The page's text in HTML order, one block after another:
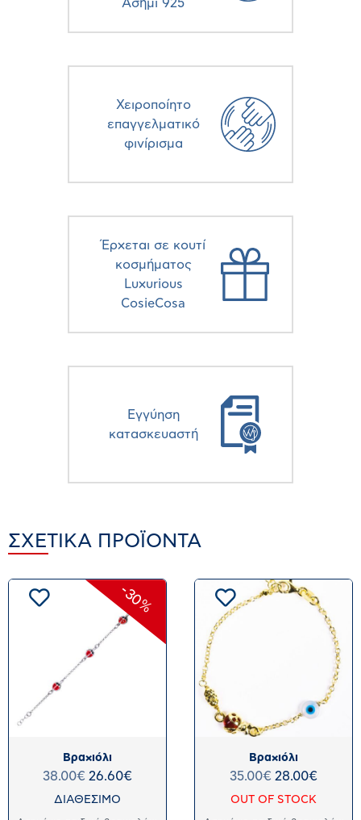
Ασήμι 925
Χειροποίητο
επαγγελματικό
φινίρισμα
Έρχεται σε κουτί
κοσμήματος
Luxurious
CosieCosa
Eγγύηση
κατασκευαστή
ΣΧΕΤΙΚΆ ΠΡΟΪΌΝΤΑ
Βραχιόλι
38.00€ 26.60€
-30%
ΔΙΑΘΕΣΙΜΟ
Βραχιόλι
35.00€ 28.00€
OUT OF STOCK